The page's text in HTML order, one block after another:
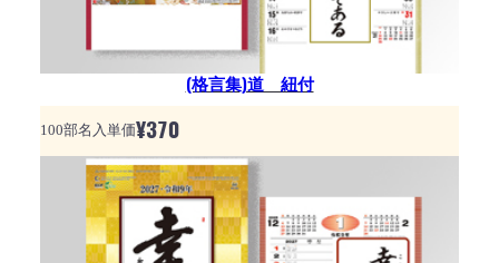
(格言集)道 紐付
100部名入単価¥370